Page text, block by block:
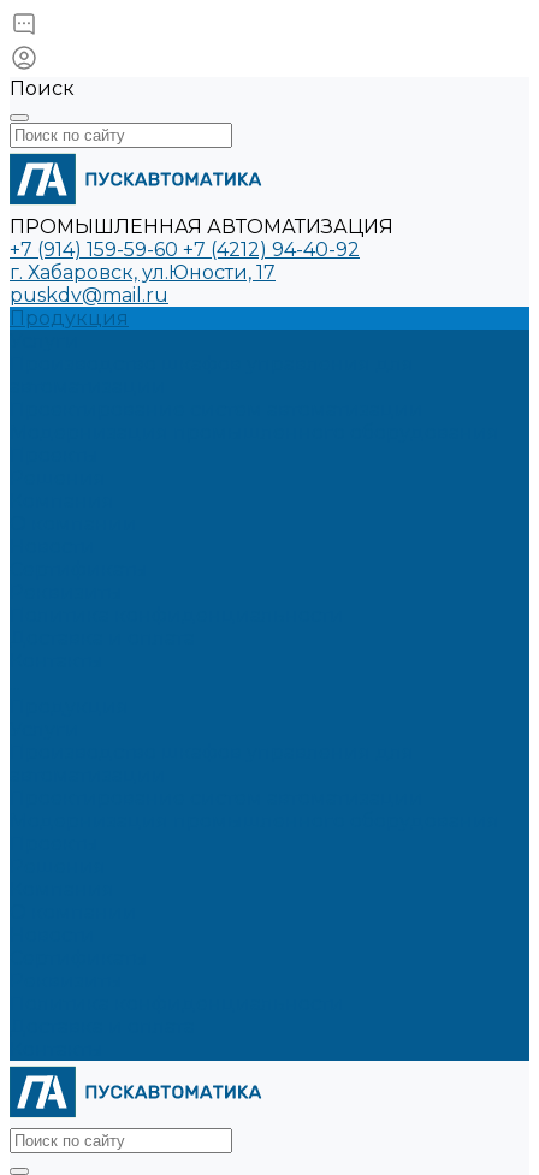
Поиск
ПРОМЫШЛЕННАЯ АВТОМАТИЗАЦИЯ
+7 (914) 159-59-60 +7 (4212) 94-40-92
г. Хабаровск, ул.Юности, 17
puskdv@mail.ru
Продукция